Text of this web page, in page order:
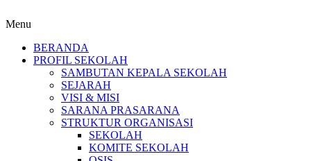
Menu
BERANDA
PROFIL SEKOLAH
SAMBUTAN KEPALA SEKOLAH
SEJARAH
VISI & MISI
SARANA PRASARANA
STRUKTUR ORGANISASI
SEKOLAH
KOMITE SEKOLAH